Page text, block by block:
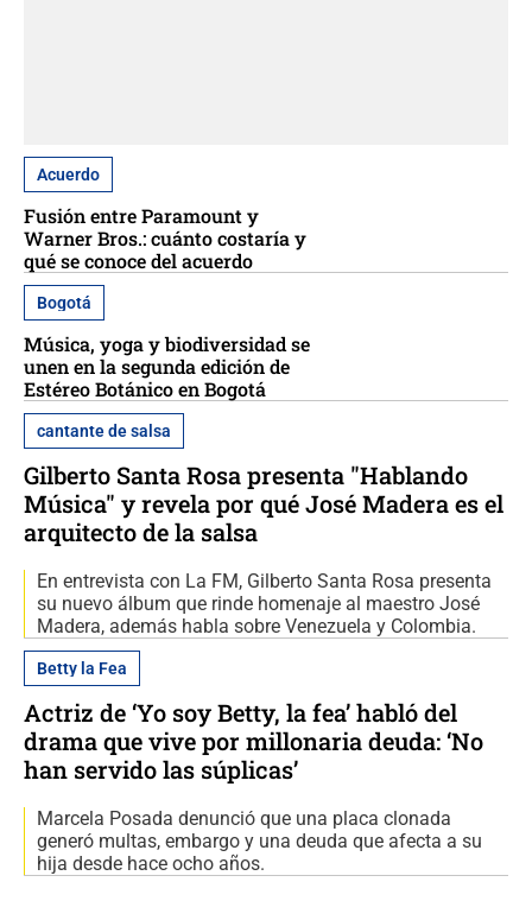
Acuerdo
Fusión entre Paramount y
Warner Bros.: cuánto costaría y
qué se conoce del acuerdo
Bogotá
Música, yoga y biodiversidad se
unen en la segunda edición de
Estéreo Botánico en Bogotá
cantante de salsa
Gilberto Santa Rosa presenta "Hablando
Música" y revela por qué José Madera es el
arquitecto de la salsa
En entrevista con La FM, Gilberto Santa Rosa presenta
su nuevo álbum que rinde homenaje al maestro José
Madera, además habla sobre Venezuela y Colombia.
Betty la Fea
Actriz de ‘Yo soy Betty, la fea’ habló del
drama que vive por millonaria deuda: ‘No
han servido las súplicas’
Marcela Posada denunció que una placa clonada
generó multas, embargo y una deuda que afecta a su
hija desde hace ocho años.